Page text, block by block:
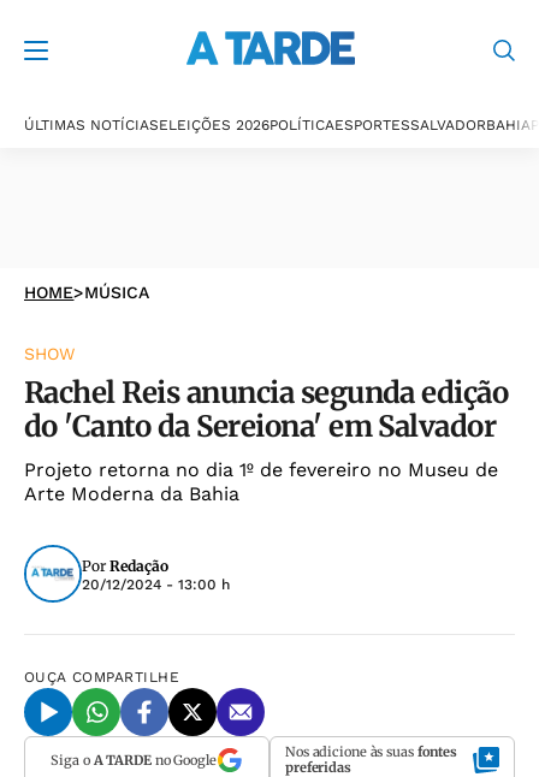
ÚLTIMAS NOTÍCIASELEIÇÕES 2026POLÍTICAESPORTESSALVADORBAHIA
HOME>MÚSICA
SHOW
Rachel Reis anuncia segunda edição
do 'Canto da Sereiona' em Salvador
Projeto retorna no dia 1º de fevereiro no Museu de
Arte Moderna da Bahia
Por Redação
20/12/2024 - 13:00 h
OUÇA COMPARTILHE
Siga o A TARDEno Google Nos adicione às suas fontes
preferidas